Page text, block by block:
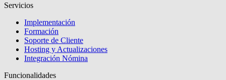
Servicios
Implementación
Formación
Soporte de Cliente
Hosting y Actualizaciones
Integración Nómina
Funcionalidades